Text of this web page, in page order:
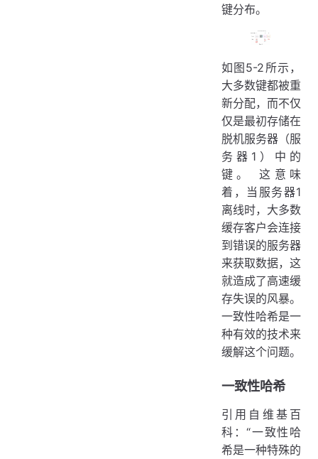
键分布。
如图5-2所示，
大多数键都被重
新分配，而不仅
仅是最初存储在
脱机服务器（服
务器1）中的
键。 这意味
着，当服务器1
离线时，大多数
缓存客户会连接
到错误的服务器
来获取数据，这
就造成了高速缓
存失误的风暴。
一致性哈希是一
种有效的技术来
缓解这个问题。
一致性哈希
引用自维基百
科：“一致性哈
希是一种特殊的